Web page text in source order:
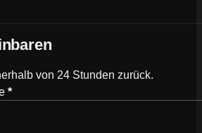
von 24 Stunden zurück.
kontaktieren?
*